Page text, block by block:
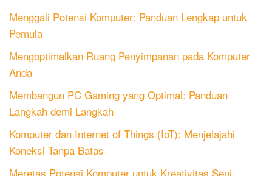
Menggali Potensi Komputer: Panduan Lengkap untuk
Pemula
Mengoptimalkan Ruang Penyimpanan pada Komputer
Anda
Membangun PC Gaming yang Optimal: Panduan
Langkah demi Langkah
Komputer dan Internet of Things (IoT): Menjelajahi
Koneksi Tanpa Batas
Meretas Potensi Komputer untuk Kreativitas Seni